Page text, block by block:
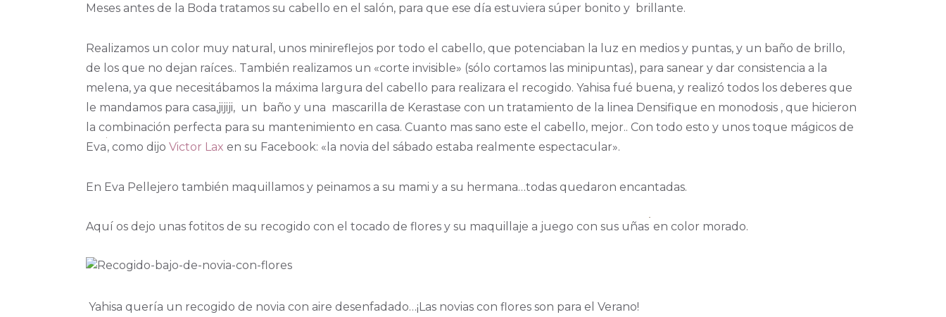
Meses antes de la Boda tratamos su cabello en el salón, para que ese día estuviera súper bonito y brillante.
Realizamos un color muy natural, unos minireflejos por todo el cabello, que potenciaban la luz en medios y puntas, y un baño de brillo,
de los que no dejan raíces.. También realizamos un «corte invisible» (sólo cortamos las minipuntas), para sanear y dar consistencia a la
melena, ya que necesitábamos la máxima largura del cabello para realizara el recogido. Yahisa fué buena, y realizó todos los deberes que
le mandamos para casa,jijiji, un baño y una mascarilla de Kerastase con un tratamiento de la linea Densifique en monodosis , que hicieron
la combinación perfecta para su mantenimiento en casa. Cuanto mas sano este el cabello, mejor.. Con todo esto y unos toque mágicos de
Eva, como dijo Victor Lax en su Facebook: «la novia del sábado estaba realmente espectacular».
En Eva Pellejero también maquillamos y peinamos a su mami y a su hermana…todas quedaron encantadas.
Aquí os dejo unas fotitos de su recogido con el tocado de flores y su maquillaje a juego con sus uñas en color morado.
Yahisa quería un recogido de novia con aire desenfadado…¡Las novias con flores son para el Verano!